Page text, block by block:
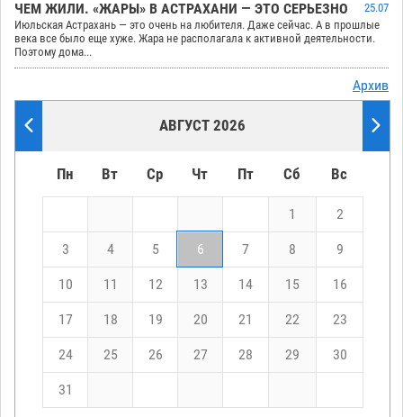
ЧЕМ ЖИЛИ. «ЖАРЫ» В АСТРАХАНИ — ЭТО СЕРЬЕЗНО
25.07
Июльская Астрахань — это очень на любителя. Даже сейчас. А в прошлые
века все было еще хуже. Жара не располагала к активной деятельности.
Поэтому дома...
Архив
АВГУСТ 2026
Пн Вт Ср Чт Пт Сб Вс
1 2
3 4 5 6 7 8 9
10 11 12 13 14 15 16
17 18 19 20 21 22 23
24 25 26 27 28 29 30
31